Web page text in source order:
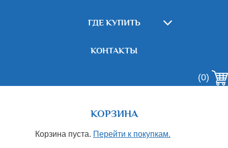
ГДЕ КУПИТЬ
КОНТАКТЫ
(0)
КОРЗИНА
Корзина пуста. Перейти к покупкам.